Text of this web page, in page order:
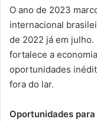
O ano de 2023
internacional
de 2022 já em
fortalece a
oportunidades
fora do lar.
Oportunidades